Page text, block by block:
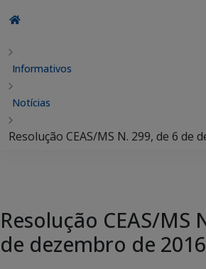
Informativos
Notícias
Resolução CEAS/MS N. 299, de 6 de
Resolução CEAS/MS
de dezembro de 2016